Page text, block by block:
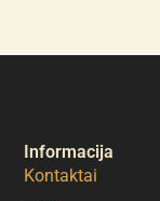
Informacija
Kontaktai